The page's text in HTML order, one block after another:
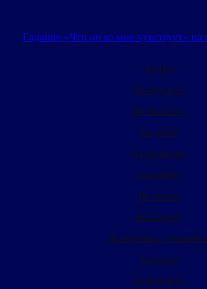
Гадание «Что он ко мне чувствует» на
Да-Нет
На будущее
На бывшего
На детей
На женщину
На измену
На интим
На карьеру
На любовь и
На мужа
На мужчину